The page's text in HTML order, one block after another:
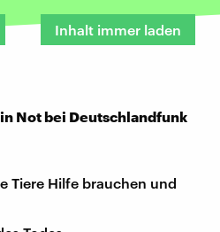
Inhalt immer laden
Not bei Deutschlandfunk
Tiere Hilfe brauchen und